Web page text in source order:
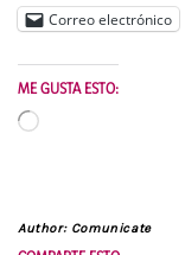
Correo electrónico
ME GUSTA ESTO:
Cargando...
Author: Comunicate